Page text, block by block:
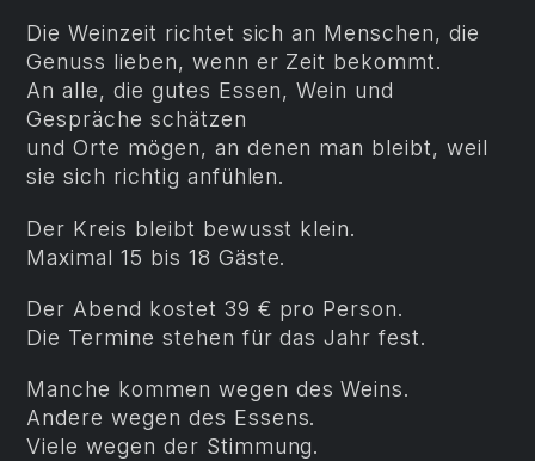
Die Weinzeit richtet sich an Menschen, die
Genuss lieben, wenn er Zeit bekommt.
An alle, die gutes Essen, Wein und
Gespräche schätzen
und Orte mögen, an denen man bleibt, weil
sie sich richtig anfühlen.
Der Kreis bleibt bewusst klein.
Maximal 15 bis 18 Gäste.
Der Abend kostet 39 € pro Person.
Die Termine stehen für das Jahr fest.
Manche kommen wegen des Weins.
Andere wegen des Essens.
Viele wegen der Stimmung.